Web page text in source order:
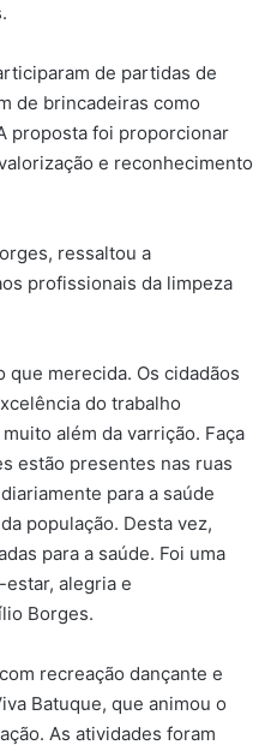
de partidas de
de brincadeiras como
proposta foi proporcionar
e reconhecimento
ressaltou a
profissionais da limpeza
que merecida. Os cidadãos
do trabalho
além da varrição. Faça
estão presentes nas ruas
para a saúde
população. Desta vez,
para a saúde. Foi uma
alegria e
Borges.
recreação dançante e
Batuque, que animou o
As atividades foram